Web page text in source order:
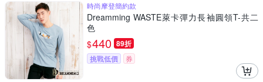
時尚摩登簡約款
Dreamming WASTE萊卡彈力長袖圓領T-共二
色
$440 89折
挑戰低價 券